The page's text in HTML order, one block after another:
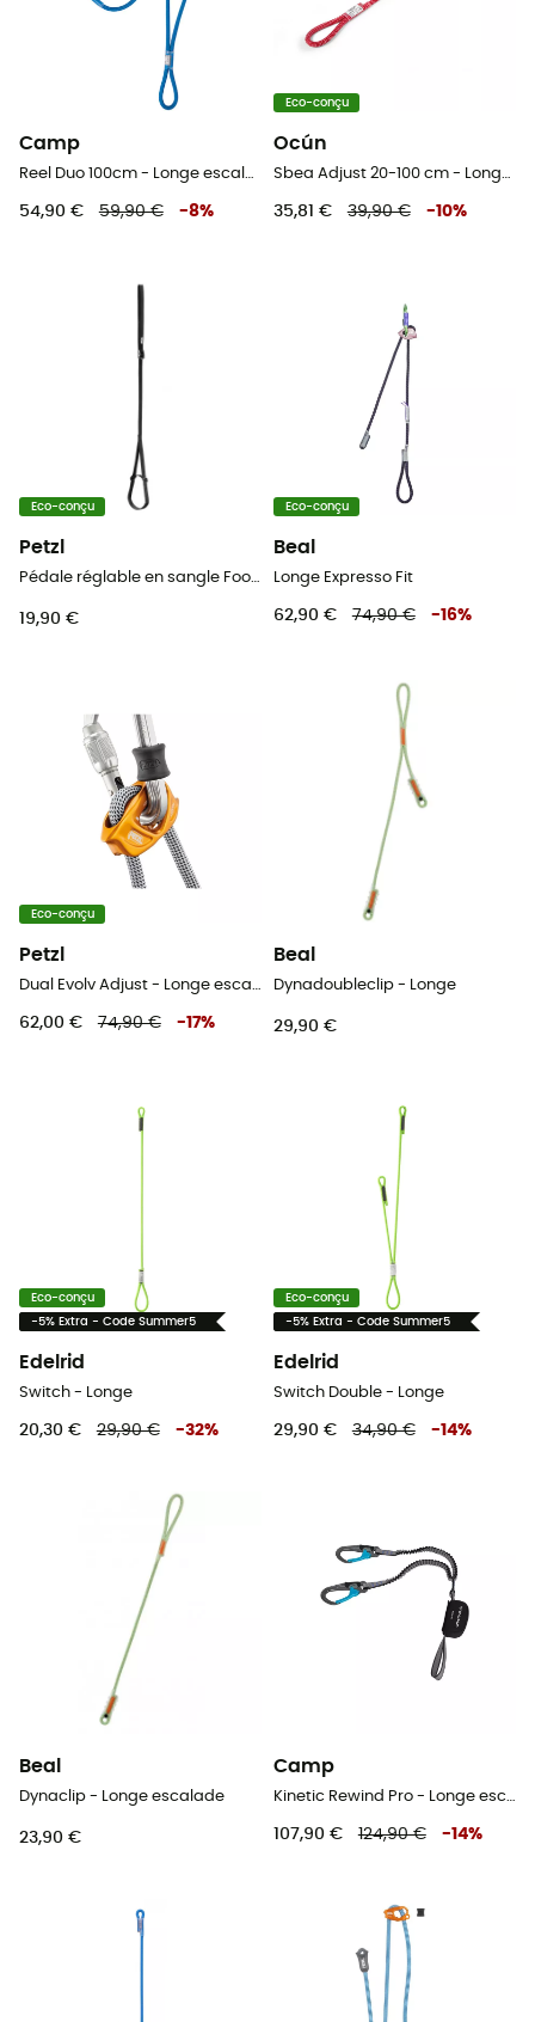
Camp
Reel Duo 100cm - Longe escalade
54,90 € 59,90 € -8%
Eco-conçu
Ocún
Sbea Adjust 20-100 cm - Longe escalade
35,81 € 39,90 € -10%
Eco-conçu
Petzl
Pédale réglable en sangle Footape
19,90 €
Eco-conçu
Beal
Longe Expresso Fit
62,90 € 74,90 € -16%
Eco-conçu
Petzl
62,00 € 74,90 € -17%
Beal
Dynadoubleclip - Longe
29,90 €
Eco-conçu
-5% Extra - Code Summer5
Edelrid
Switch - Longe
20,30 € 29,90 € -32%
Eco-conçu
-5% Extra - Code Summer5
Edelrid
Switch Double - Longe
29,90 € 34,90 € -14%
Beal
Dynaclip - Longe escalade
23,90 €
Camp
107,90 € 124,90 € -14%